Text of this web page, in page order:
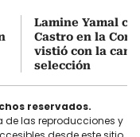
Lamine Yamal
Castro en la
vistió con la
selección
reservados.
de las reproducciones y